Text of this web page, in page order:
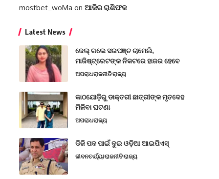
mostbet_woMa on ଆଜିର ରାଶିଫଳ
Latest News
ଜେଲ୍ ଗଲେ ସରପଞ୍ଚ ଚାମେଲି,
ମାଜିଷ୍ଟ୍ରେଟଙ୍କ ନିକଟରେ ହାଜର ହେବେ
ଅପରାଧରାଜନୀତିରାଜ୍ୟ
କାଠଯୋଡ଼ିରୁ ଡାକ୍ତରୀ ଛାତ୍ରୀଙ୍କ ମୃତଦେହ
ମିଳିବା ଘଟଣା
ଅପରାଧରାଜ୍ୟ
ଡିଜି ପଦ ପାଇଁ ଦୁଇ ଓଡ଼ିଆ ଆଇପିଏସ୍
ଜୀବନଚର୍ଯ୍ୟାରାଜନୀତିରାଜ୍ୟ